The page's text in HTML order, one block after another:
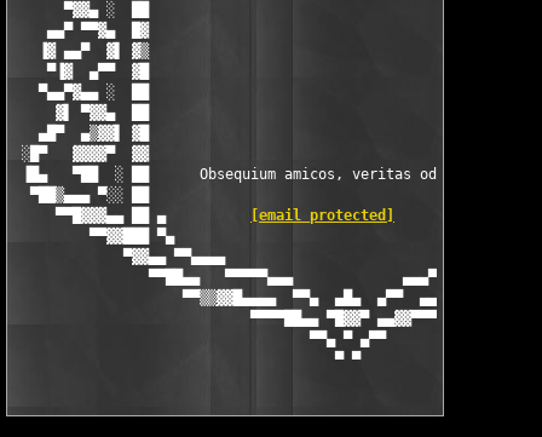
▀▓▓▄ ░  ██
▄▄▀ ▀▀▓▄  █▓
▐▓ ▄▄▀  ▓▌ ▓▒
▀▐▓  ▄▀▀  ▓█
▀▄▄▀▓▄▄ ░  ██
▓▌ ▀▓▓▄  ██
▄█▀  ▄▒▓▓▌ ▓█
░█▀   ▓▓▓▓▀  ▓▓                                               ▓█
▐█▄   ▀██  ░ ██      Obsequium amicos, veritas odium parit
▀██▒▄▄▄ ▀░░ ██
     ▀▀█▓▓▓▄▄ ██ ▄
[email protected]
▀▀▓▓███ ▀▄
▀▓▓▄▄ ▀▀▄▄▄▄                             ▄▄▄▄▀▀
▀▀██▄▄   ▀▀▀▀▀▄▄▄             ▄▄▄▀▀▀▀▀
                    ▀▀▒▒▓▓█▄▄▄▄  ▀▀▄  ▄█▄  ▄▀▀  ▄▄▄▄░▒▒▓▓▀▀
                            ▀▀▀▀██▄▄ ▀█▓▓▀ ▄▄▓▓▀▀▀▀
                                   ▀▀▄ ▀ ▄▀▀
                                      ▀ ▀